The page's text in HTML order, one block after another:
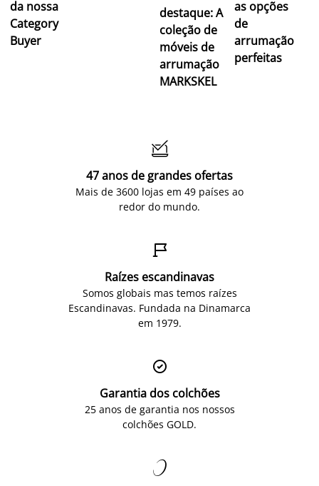
da nossa
Category
Buyer
destaque: A
coleção de
móveis de
arrumação
MARKSKEL
as opções
de
arrumação
perfeitas

47 anos de grandes ofertas
Mais de 3600 lojas em 49 países ao
redor do mundo.

Raízes escandinavas
Somos globais mas temos raízes
Escandinavas. Fundada na Dinamarca
em 1979.

Garantia dos colchões
25 anos de garantia nos nossos
colchões GOLD.
